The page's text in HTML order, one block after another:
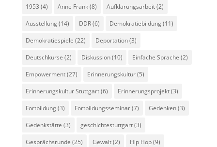
1953 (4) Anne Frank(8) Aufklärungsarbeit(2)
Ausstellung(14) DDR(6) Demokratiebildung(11)
Demokratiespiele (22) Deportation(3)
Deutschkurse (2) Diskussion(10) Einfache Sprache (2)
Empowerment(27) Erinnerungskultur(5)
Erinnerungskultur Stuttgart(6) Erinnerungsprojekt(3)
Fortbildung(3) Fortbildungsseminar(7) Gedenken(3)
Gedenkstätte (3) geschichtestuttgart(3)
Gesprächsrunde (25) Gewalt(2) Hip Hop(9)